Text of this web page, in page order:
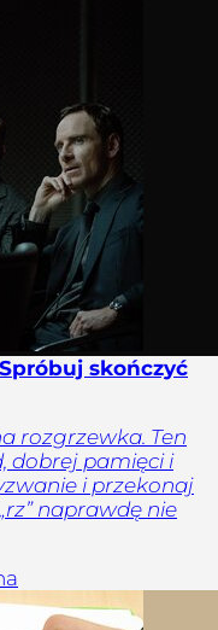
skończyć
rozgrzewka. Ten
dobrej pamięci i
i przekonaj
naprawdę nie